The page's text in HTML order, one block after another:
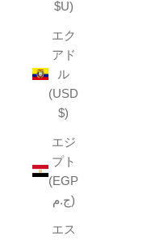
$U)
エク
アド
ル
(USD
$)
エジ
プト
(EGP
ج.م)
エス